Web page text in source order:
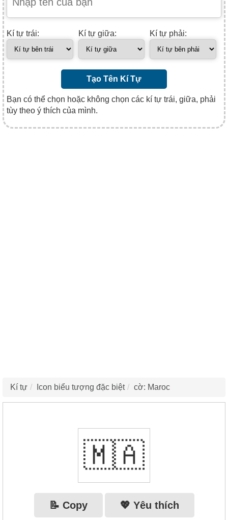
Kí tự trái: Kí tự giữa: Kí tự phải:
Tạo Tên Kí Tự
Bạn có thể chọn hoặc không chọn các kí tự trái, giữa, phải
tùy theo ý thích của mình.
Kí tự Icon biểu tượng đặc biệt cờ: Maroc
🇲🇦
📝 Copy 💖 Yêu thích